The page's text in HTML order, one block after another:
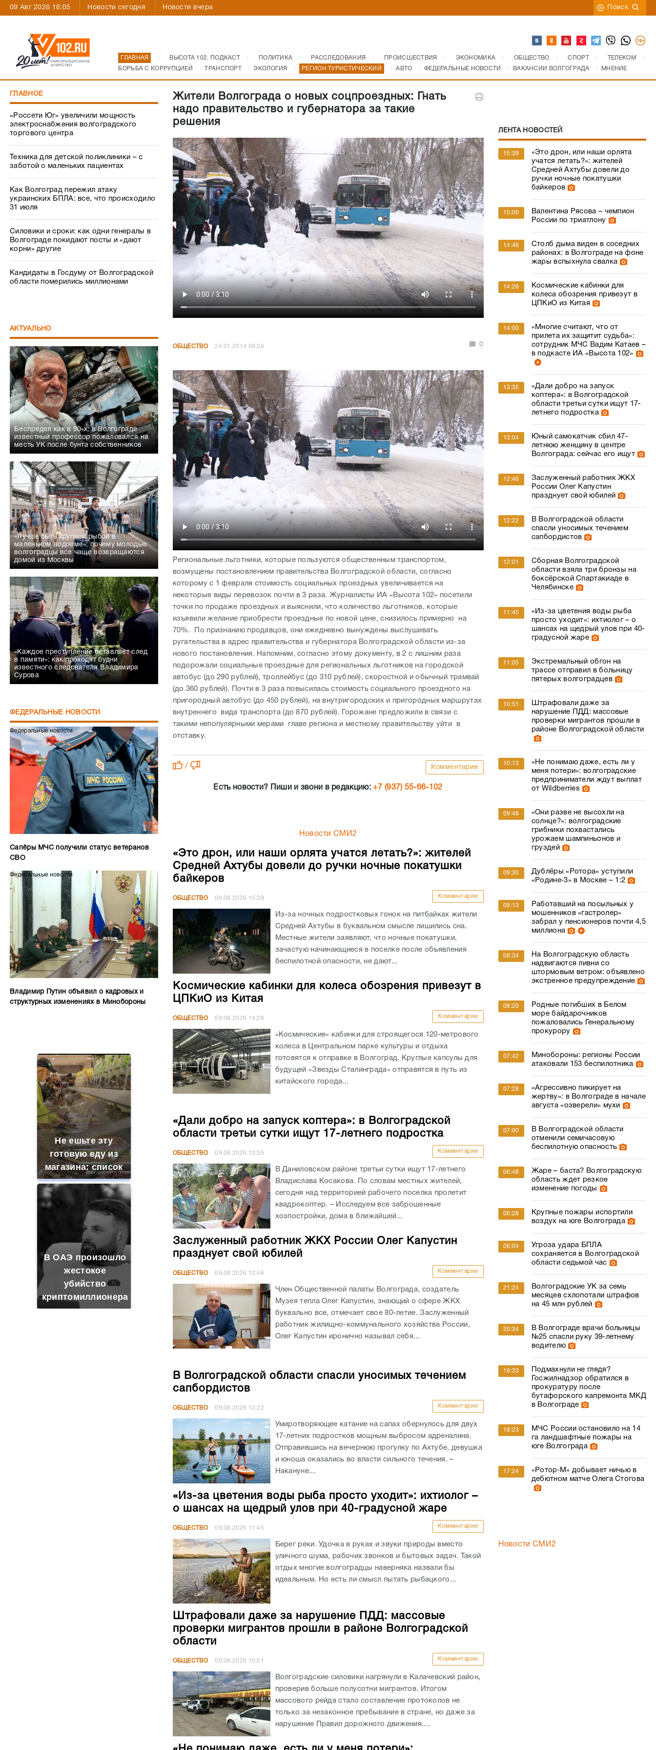
09 Авг 2026 16:05 Новости сегодня Новости вчера Поиск
ГЛАВНАЯ ВЫСОТА 102. ПОДКАСТ ПОЛИТИКА РАССЛЕДОВАНИЯ ПРОИСШЕСТВИЯ ЭКОНОМИКА ОБЩЕСТВО СПОРТ
ТЕЛЕКОМ
БОРЬБА С КОРРУПЦИЕЙ
ТРАНСПОРТ ЭКОЛОГИЯ РЕГИОН ТУРИСТИЧЕСКИЙ АВТО ФЕДЕРАЛЬНЫЕ НОВОСТИ ВАКАНСИИ ВОЛГОГРАДА МНЕНИЕ
ГЛАВНОЕ
«Россети Юг» увеличили мощность
электроснабжения волгоградского
торгового центра
Техника для детской поликлиники – с
заботой о маленьких пациентах
Как Волгоград пережил атаку
украинских БПЛА: все, что происходило
31 июля
Силовики и сроки: как одни генералы в
Волгограде покидают посты и «дают
корни» другие
Кандидаты в Госдуму от Волгоградской
области померились миллионами
АКТУАЛЬНО
Беспредел как в 90-х: в Волгограде
известный профессор пожаловался на
месть УК после бунта собственников
«Лучше быть крупной рыбой в
маленьком водоеме»: почему молодые
волгоградцы все чаще возвращаются
домой из Москвы
«Каждое преступление оставляет след
в памяти»: как проходят будни
известного следователя Владимира
Сурова
ФЕДЕРАЛЬНЫЕ НОВОСТИ
Федеральные новости
Сапёры МЧС получили статус ветеранов
СВО
Федеральные новости
Владимир Путин объявил о кадровых и
структурных изменениях в Минобороны
Не ешьте эту
готовую еду из
магазина: список
В ОАЭ произошло
жестокое
убийство
криптомиллионера
Жители Волгограда о новых соцпроездных: Гнать
надо правительство и губернатора за такие
решения
ОБЩЕСТВО 24.01.2014 09:36 0
Региональные льготники, которые пользуются общественным транспортом,
возмущены постановлением правительства Волгоградской области, согласно
которому с 1 февраля стоимость социальных проездных увеличивается на
некоторые виды перевозок почти в 3 раза. Журналисты ИА «Высота 102» посетили
точки по продаже проездных и выяснили, что количество льготников, которые
изъявили желание приобрести проездные по новой цене, снизилось примерно на
70%. По признанию продавцов, они ежедневно вынуждены выслушивать
ругательства в адрес правительства и губернатора Волгоградской области из-за
нового постановления. Напомним, согласно этому документу, в 2 с лишним раза
подорожали социальные проездные для региональных льготников на городской
автобус (до 290 рублей), троллейбус (до 310 рублей), скоростной и обычный трамвай
(до 360 рублей). Почти в 3 раза повысилась стоимость социального проездного на
пригородный автобус (до 450 рублей), на внутригородских и пригородных маршрутах
внутреннего вида транспорта (до 870 рублей). Горожане предложили в связи с
такими непопулярными мерами главе региона и местному правительству уйти в
отставку.
/ Комментарии
Есть новости? Пиши и звони в редакцию:+7 (937) 55-66-102
Новости СМИ2
«Это дрон, или наши орлята учатся летать?»: жителей
Средней Ахтубы довели до ручки ночные покатушки
байкеров
ОБЩЕСТВО 09.08.2026 15:39 Комментарии
Из-за ночных подростковых гонок на питбайках жители
Средней Ахтубы в буквальном смысле лишились сна.
Местные жители заявляют, что ночные покатушки,
зачастую начинающиеся в поселке после объявления
беспилотной опасности, не дают...
Космические кабинки для колеса обозрения привезут в
ЦПКиО из Китая
ОБЩЕСТВО 09.08.2026 14:26 Комментарии
«Космические» кабинки для строящегося 120-метрового
колеса в Центральном парке культуры и отдыха
готовятся к отправке в Волгоград. Круглые капсулы для
будущей «Звезды Сталинграда» отправятся в путь из
китайского города...
«Дали добро на запуск коптера»: в Волгоградской
области третьи сутки ищут 17-летнего подростка
ОБЩЕСТВО 09.08.2026 13:35 Комментарии
В Даниловском районе третьи сутки ищут 17-летнего
Владислава Косакова. По словам местных жителей,
сегодня над территорией рабочего поселка пролетит
квадрокоптер. – Исследуем все заброшенные
хозпостройки, дома в ближайшей...
Заслуженный работник ЖКХ России Олег Капустин
празднует свой юбилей
ОБЩЕСТВО 09.08.2026 12:46 Комментарии
Член Общественной палаты Волгограда, создатель
Музея тепла Олег Капустин, знающий о сфере ЖКХ
буквально все, отмечает свое 80-летие. Заслуженный
работник жилищно-коммунального хозяйства России,
Олег Капустин иронично называл себя...
В Волгоградской области спасли уносимых течением
сапбордистов
ОБЩЕСТВО 09.08.2026 12:22 Комментарии
Умиротворяющее катание на сапах обернулось для двух
17-летних подростков мощным выбросом адреналина.
Отправившись на вечернюю прогулку по Ахтубе, девушка
и юноша оказались во власти сильного течения. –
Накануне...
«Из-за цветения воды рыба просто уходит»: ихтиолог –
о шансах на щедрый улов при 40-градусной жаре
ОБЩЕСТВО 09.08.2026 11:45 Комментарии
Берег реки. Удочка в руках и звуки природы вместо
уличного шума, рабочих звонков и бытовых задач. Такой
отдых многие волгоградцы наверняка назвали бы
идеальным. Но есть ли смысл пытать рыбацкого...
Штрафовали даже за нарушение ПДД: массовые
проверки мигрантов прошли в районе Волгоградской
области
ОБЩЕСТВО 09.08.2026 10:51 Комментарии
Волгоградские силовики нагрянули в Калачевский район,
проверив больше полусотни мигрантов. Итогом
массового рейда стало составление протоколов не
только за незаконное пребывание в стране, но даже за
нарушение Правил дорожного движения....
ЛЕНТА НОВОСТЕЙ
15:39
«Это дрон, или наши орлята
учатся летать?»: жителей
Средней Ахтубы довели до
ручки ночные покатушки
байкеров
15:00
Валентина Рясова – чемпион
России по триатлону
14:46
Столб дыма виден в соседних
районах: в Волгограде на фоне
жары вспыхнула свалка
14:26
Космические кабинки для
колеса обозрения привезут в
ЦПКиО из Китая
14:00
«Многие считают, что от
прилета их защитит судьба»:
сотрудник МЧС Вадим Катаев –
в подкасте ИА «Высота 102»
13:35
«Дали добро на запуск
коптера»: в Волгоградской
области третьи сутки ищут 17-
летнего подростка
13:04
Юный самокатчик сбил 47-
летнюю женщину в центре
Волгограда: сейчас его ищут
12:46
Заслуженный работник ЖКХ
России Олег Капустин
празднует свой юбилей
12:22
В Волгоградской области
спасли уносимых течением
сапбордистов
12:01
Сборная Волгоградской
области взяла три бронзы на
боксёрской Спартакиаде в
Челябинске
11:45
«Из-за цветения воды рыба
просто уходит»: ихтиолог – о
шансах на щедрый улов при 40-
градусной жаре
11:05
Экстремальный обгон на
трассе отправил в больницу
пятерых волгоградцев
10:51
Штрафовали даже за
нарушение ПДД: массовые
проверки мигрантов прошли в
районе Волгоградской области
10:13
«Не понимаю даже, есть ли у
меня потери»: волгоградские
предприниматели ждут выплат
от Wildberries
09:48
«Они разве не высохли на
солнце?»: волгоградские
грибники похвастались
урожаем шампиньонов и
груздей
09:30
Дублёры «Ротора» уступили
«Родине‑3» в Москве – 1:2
09:13
Работавший на посыльных у
мошенников «гастролер»
забрал у пенсионеров почти 4,5
миллиона
08:34
На Волгоградскую область
надвигаются ливни со
штормовым ветром: объявлено
экстренное предупреждение
08:20
Родные погибших в Белом
море байдарочников
пожаловались Генеральному
прокурору
07:42
Минобороны: регионы России
атаковали 153 беспилотника
07:28
«Агрессивно пикирует на
жертву»: в Волгограде в начале
августа «озверели» мухи
07:00
В Волгоградской области
отменили семичасовую
беспилотную опасность
06:48
Жаре – баста? Волгоградскую
область ждет резкое
изменение погоды
06:28
Крупные пожары испортили
воздух на юге Волгограда
06:04
Угроза удара БПЛА
сохраняется в Волгоградской
области седьмой час
21:24
Волгоградские УК за семь
месяцев схлопотали штрафов
на 45 млн рублей
20:34
В Волгограде врачи больницы
№25 спасли руку 39-летнему
водителю
19:33
Подмахнули не глядя?
Госжилнадзор обратился в
прокуратуру после
бутафорского капремонта МКД
в Волгограде
18:23
МЧС России остановило на 14
га ландшафтные пожары на
юге Волгограда
17:24
«Ротор‑М» добывает ничью в
дебютном матче Олега Стогова
Новости СМИ2